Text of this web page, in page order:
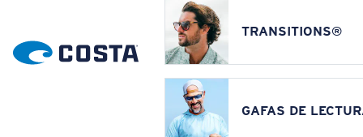
TRANSITIONS®
GAFAS DE